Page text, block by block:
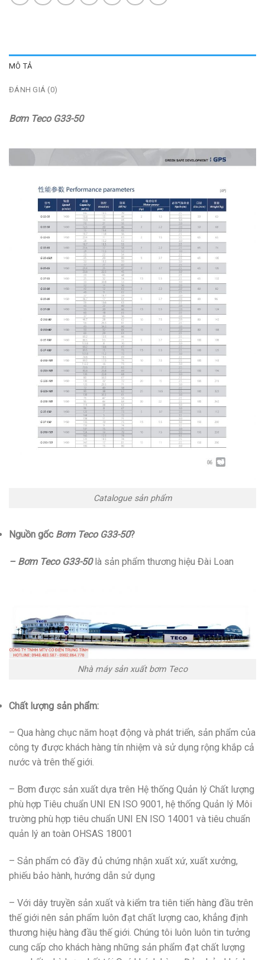
MÔ TẢ
ĐÁNH GIÁ (0)
Bơm Teco G33-50
Catalogue sản phẩm
Nguồn gốc Bơm Teco G33-50?
– Bơm Teco G33-50là sản phẩm thương hiệu Đài Loan
Nhà máy sản xuất bơm Teco
Chất lượng sản phẩm:
– Qua hàng chục năm hoạt động và phát triển, sản phẩm của
công ty được khách hàng tín nhiệm và sử dụng rộng khắp cả
nước và trên thế giới.
– Bơm được sản xuất dựa trên Hệ thống Quản lý Chất lượng
phù hợp Tiêu chuẩn UNI EN ISO 9001, hệ thống Quản lý Môi
trường phù hợp tiêu chuẩn UNI EN ISO 14001 và tiêu chuẩn
quản lý an toàn OHSAS 18001
– Sản phẩm có đầy đủ chứng nhận xuất xứ, xuất xưởng,
phiếu bảo hành, hướng dẫn sử dụng
– Với dây truyền sản xuất và kiểm tra tiên tiến hàng đầu trên
thế giới nên sản phẩm luôn đạt chất lượng cao, khẳng định
thương hiệu hàng đầu thế giới. Chúng tôi luôn luôn tin tưởng
cung cấp cho khách hàng những sản phẩm đạt chất lượng